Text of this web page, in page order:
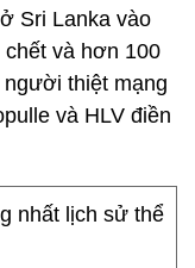
Sri Lanka vào
và hơn 100
thiệt mạng
và HLV điền